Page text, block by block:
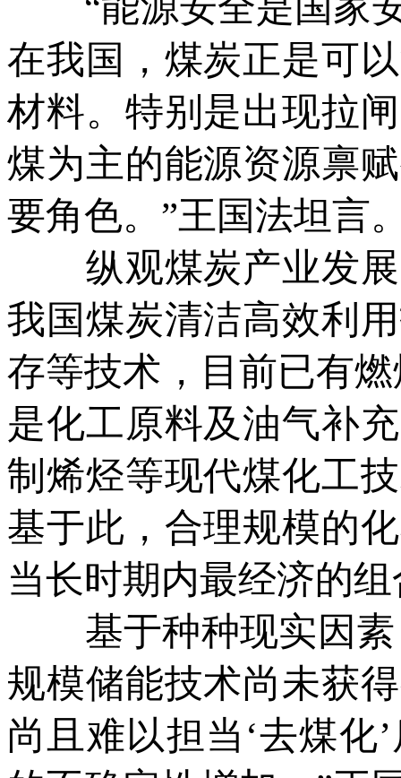
在我国，煤炭正是可
材料。特别是出现拉
煤为主的能源资源禀
要角色。”王国法坦言
纵观煤炭产业发展
我国煤炭清洁高效利
存等技术，目前已有
是化工原料及油气补
制烯烃等现代煤化工
基于此，合理规模的
当长时期内最经济的
基于种种现实因素
规模储能技术尚未获
尚且难以担当‘去煤化